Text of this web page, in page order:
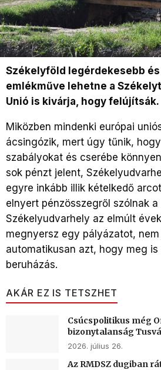
Székelyföld legérdekesebb
emlékműve lehetne a
Unió is kivárja, hogy felújítsák.
Miközben mindenki európai
ácsingózik, mert úgy tűnik,
szabályokat és cserébe
sok pénzt jelent,
egyre inkább illik kételkedő
elnyert pénzösszegről szólnak a
Székelyudvarhely az elmúlt
megnyersz egy pályázatot,
automatikusan azt, hogy meg is
beruházás.
AKÁR EZ IS TETSZHET
Csúcspolitikus még
bizonytalanság
2026. július 26.
Az RMDSZ dugiban